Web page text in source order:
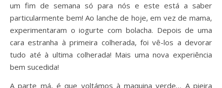
um fim de semana só para nós e este está a saber
particularmente bem! Ao lanche de hoje, em vez de mama,
experimentaram o iogurte com bolacha. Depois de uma
cara estranha à primeira colherada, foi vê-los a devorar
tudo até à ultima colherada! Mais uma nova experiência
bem sucedida!
A parte má, é que voltámos à maquina verde… A pieira